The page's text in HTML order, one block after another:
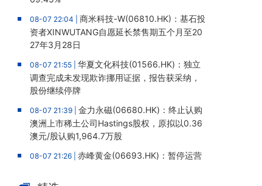
08-07 22:04 | 商米科技-W(06810.HK)：基石投
资者XINWUTANG自愿延长禁售期五个月至20
27年3月28日
08-07 21:55 | 华夏文化科技(01566.HK)：独立
调查完成未发现欺诈挪用证据，报告获采纳，
股份继续停牌
08-07 21:39 | 金力永磁(06680.HK)：终止认购
澳洲上市稀土公司Hastings股权，原拟以0.36
澳元/股认购1,964.7万股
08-07 21:26 | 赤峰黄金(06693.HK)：暂停运营
人民币5,406万元